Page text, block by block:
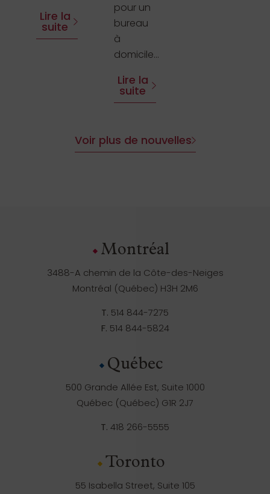
Lire la
suite
pour un
bureau
à
domicile...
Lire la
suite
Voir plus de nouvelles
Montréal
3488-A chemin de la Côte-des-Neiges
Montréal (Québec) H3H 2M6
T. 514 844-7275
F. 514 844-5824
Québec
500 Grande Allée Est, Suite 1000
Québec (Québec) G1R 2J7
T. 418 266-5555
Toronto
55 Isabella Street, Suite 105